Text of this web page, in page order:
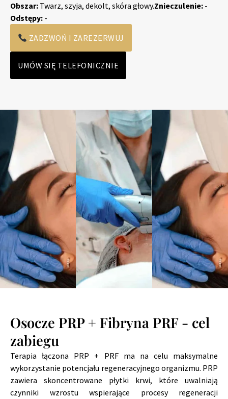
Obszar: Twarz, szyja, dekolt, skóra głowy.Znieczulenie: -
Odstępy: -
ZADZWOŃ I ZAREZERWUJ
UMÓW SIĘ TELEFONICZNIE
Osocze PRP + Fibryna PRF - cel
zabiegu
Terapia łączona PRP + PRF ma na celu maksymalne
wykorzystanie potencjału regeneracyjnego organizmu. PRP
zawiera skoncentrowane płytki krwi, które uwalniają
czynniki wzrostu wspierające procesy regeneracji